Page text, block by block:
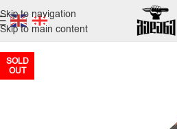
Skip to navigation
Skip to main content
SOLD
OUT